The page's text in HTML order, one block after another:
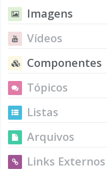
Imagens
Vídeos
Componentes
Tópicos
Listas
Arquivos
Links Externos